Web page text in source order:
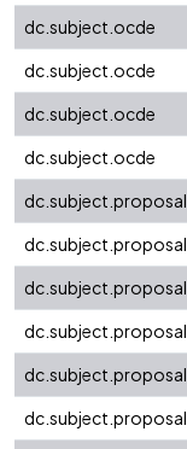
dc.subject.ocde
dc.subject.ocde
dc.subject.ocde
dc.subject.ocde
dc.subject.proposal
dc.subject.proposal
dc.subject.proposal
dc.subject.proposal
dc.subject.proposal
dc.subject.proposal